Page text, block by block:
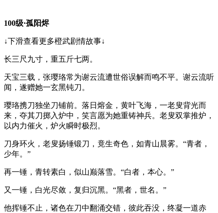
100级·孤阳烬
↓下滑查看更多橙武剧情故事↓
长三尺九寸，重五斤七两。
天宝三载，张璎珞常为谢云流遭世俗误解而鸣不平。谢云流听
闻，遂赠她一玄黑钝刀。
璎珞携刀独坐刀铺前。落日熔金，黄叶飞海，一老叟背光而
来，夺其刀掷入炉中，笑言愿为她重铸神兵。老叟双掌推炉，
以内力催火，炉火瞬时极烈。
刀身环火，老叟扬锤锻刀，竟生奇色，如青山晨雾。“青者，
少年。”
再一锤，青转素白，似山巅落雪。“白者，本心。”
又一锤，白光尽敛，复归沉黑。“黑者，世名。”
他挥锤不止，诸色在刀中翻涌交错，彼此吞没，终凝一道赤